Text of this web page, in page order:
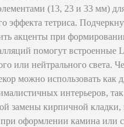
(13, 23 и 33 мм)
эффекта тетриса.
акценты при
помогут встроенные
или нейтрального света.
можно использовать как
интерьеров,
замены кирпичной
оформлении камина или